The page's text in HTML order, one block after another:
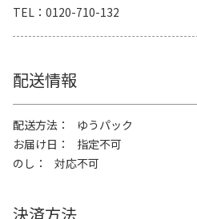
TEL
0120-710-132
配送情報
配送方法
ゆうパック
お届け日
指定不可
のし
対応不可
決済方法